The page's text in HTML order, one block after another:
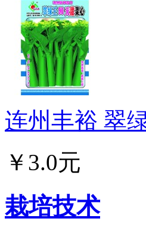
连州丰裕 翠
￥3.0元
栽培技术